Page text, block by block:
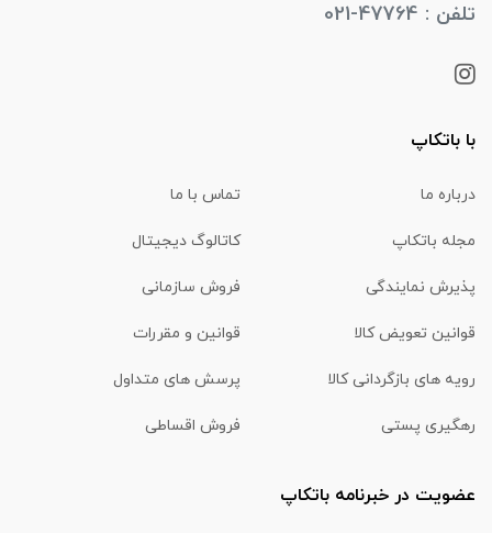
تلفن : 47764-021
با باتکاپ
درباره ما تماس با ما
مجله باتکاپ کاتالوگ دیجیتال
پذیرش نمایندگی فروش سازمانی
قوانین تعویض کالا قوانین و مقررات
رویه های بازگردانی کالا پرسش های متداول
رهگیری پستی فروش اقساطی
عضویت در خبرنامه باتکاپ